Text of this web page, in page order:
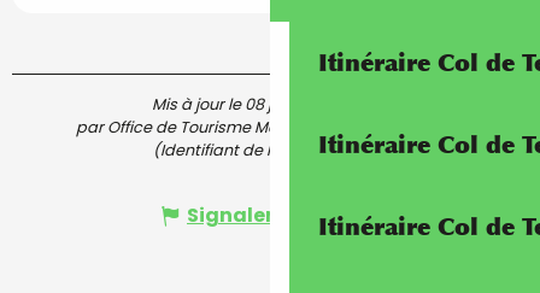
Itinéraire Col de
Itinéraire Col de
Itinéraire Col de
Mis à jour le 08 juin 2026 à 15:43
par Office de Tourisme Menton, Riviera & Merveilles
(Identifiant de l'offre : 7314958)
Signaler une erreur